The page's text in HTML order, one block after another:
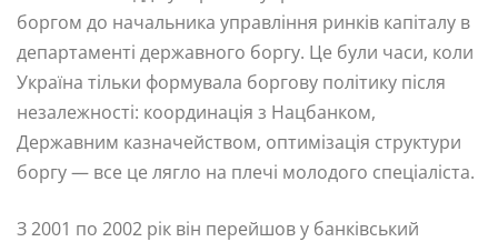
боргом до начальника управління ринків капіталу в
департаменті державного боргу. Це були часи, коли
Україна тільки формувала боргову політику після
незалежності: координація з Нацбанком,
Державним казначейством, оптимізація структури
боргу — все це лягло на плечі молодого спеціаліста.
З 2001 по 2002 рік він перейшов у банківський